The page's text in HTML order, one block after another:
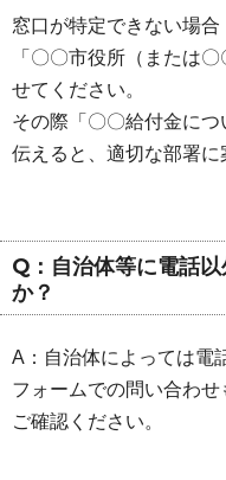
窓口が特定できない場合
「〇〇市役所（または
せてください。
その際「〇〇給付金に
伝えると、適切な部署に
Q：自治体等に電話
か？
A：自治体によっては電
フォームでの問い合わ
ご確認ください。